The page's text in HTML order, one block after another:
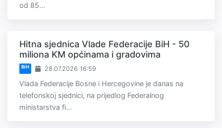
od 85...
Hitna sjednica Vlade Federacije BiH - 50
miliona KM općinama i gradovima
BiH 28.07.2026 16:59
Vlada Federacije Bosne i Hercegovine je danas na
telefonskoj sjednici, na prijedlog Federalnog
ministarstva fi...